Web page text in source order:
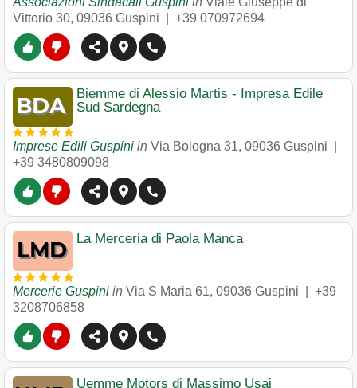
Vittorio 30, 09036 Guspini +39 070972694
Biemme di Alessio Martis - Impresa Edile
Sud Sardegna
Imprese Edili Guspini in Via Bologna 31, 09036 Guspini
+39 3480809098
La Merceria di Paola Manca
Mercerie Guspini in Via S Maria 61, 09036 Guspini
+39
3208706858
Uemme Motors di Massimo Usai